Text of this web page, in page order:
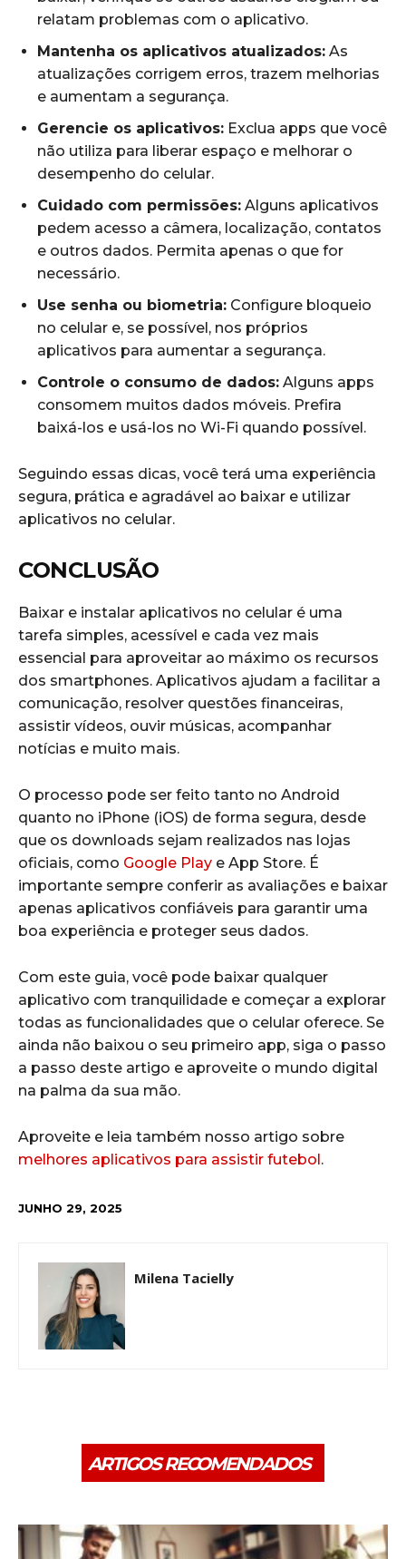
relatam problemas com o aplicativo.
Mantenha os aplicativos atualizados: As
atualizações corrigem erros, trazem melhorias
e aumentam a segurança.
Gerencie os aplicativos: Exclua apps que você
não utiliza para liberar espaço e melhorar o
desempenho do celular.
Cuidado com permissões: Alguns aplicativos
pedem acesso a câmera, localização, contatos
e outros dados. Permita apenas o que for
necessário.
Use senha ou biometria: Configure bloqueio
no celular e, se possível, nos próprios
aplicativos para aumentar a segurança.
Controle o consumo de dados: Alguns apps
consomem muitos dados móveis. Prefira
baixá-los e usá-los no Wi-Fi quando possível.
Seguindo essas dicas, você terá uma experiência
segura, prática e agradável ao baixar e utilizar
aplicativos no celular.
CONCLUSÃO
Baixar e instalar aplicativos no celular é uma
tarefa simples, acessível e cada vez mais
essencial para aproveitar ao máximo os recursos
dos smartphones. Aplicativos ajudam a facilitar a
comunicação, resolver questões financeiras,
assistir vídeos, ouvir músicas, acompanhar
notícias e muito mais.
O processo pode ser feito tanto no Android
quanto no iPhone (iOS) de forma segura, desde
que os downloads sejam realizados nas lojas
oficiais, como Google Play e App Store. É
importante sempre conferir as avaliações e baixar
apenas aplicativos confiáveis para garantir uma
boa experiência e proteger seus dados.
Com este guia, você pode baixar qualquer
aplicativo com tranquilidade e começar a explorar
todas as funcionalidades que o celular oferece. Se
ainda não baixou o seu primeiro app, siga o passo
a passo deste artigo e aproveite o mundo digital
na palma da sua mão.
Aproveite e leia também nosso artigo sobre
melhores aplicativos para assistir futebol .
JUNHO 29, 2025
Milena Tacielly
ARTIGOS RECOMENDADOS